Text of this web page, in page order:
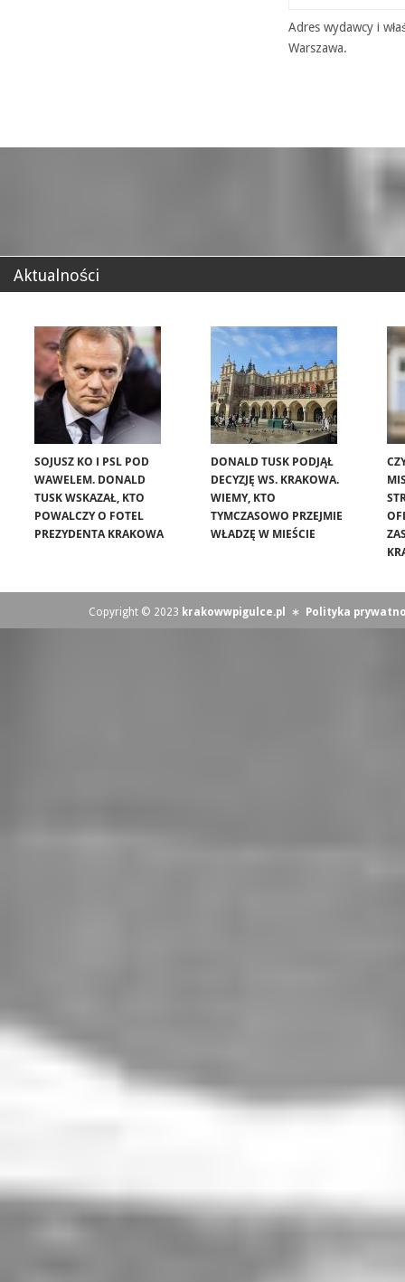
Adres wydawcy i
Warszawa.
Aktualności
SOJUSZ KO I PSL POD
WAWELEM. DONALD
TUSK WSKAZAŁ, KTO
POWALCZY O FOTEL
PREZYDENTA KRAKOWA
DONALD TUSK PODJĄŁ
DECYZJĘ WS. KRAKOWA.
WIEMY, KTO
TYMCZASOWO PRZEJMIE
WŁADZĘ W MIEŚCIE
Copyright © 2023 krakowwpigulce.pl ∗ Polityka